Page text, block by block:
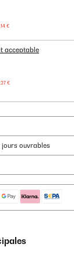
€
acceptable
€
ouvrables